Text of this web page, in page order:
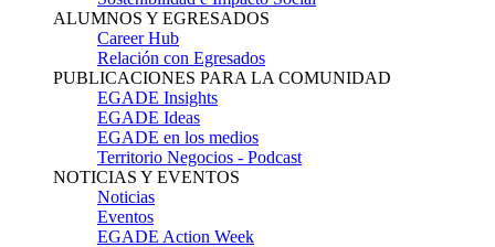
ALUMNOS Y EGRESADOS
Career Hub
Relación con Egresados
PUBLICACIONES PARA LA COMUNIDAD
EGADE Insights
EGADE Ideas
EGADE en los medios
Territorio Negocios - Podcast
NOTICIAS Y EVENTOS
Noticias
Eventos
EGADE Action Week